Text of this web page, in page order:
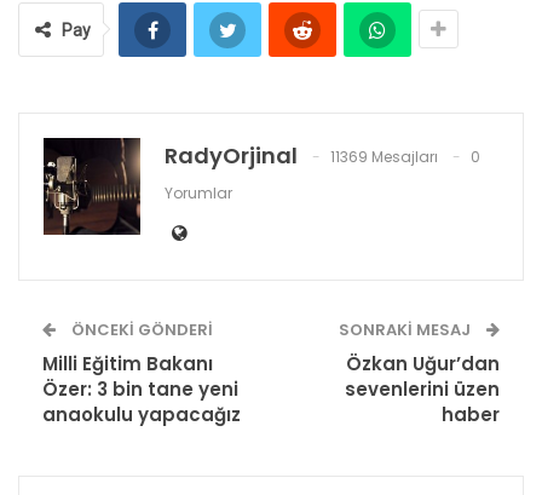
Pay
RadyOrjinal 11369 Mesajları
0
Yorumlar
ÖNCEKI GÖNDERI
Milli Eğitim Bakanı
Özer: 3 bin tane yeni
anaokulu yapacağız
SONRAKI MESAJ
Özkan Uğur’dan
sevenlerini üzen
haber